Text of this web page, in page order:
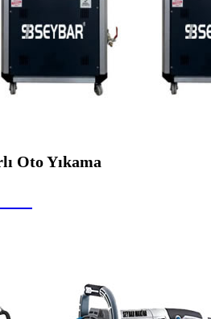
Oto Yıkama